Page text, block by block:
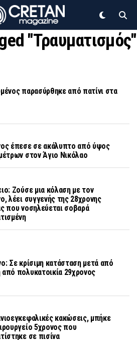
"Τραυματισμός"
παρασύρθηκε από πατίνι στα
έπεσε σε ακάλυπτο από ύψος
στον Άγιο Νικόλαο
Ζούσε μια κόλαση με τον
λέει συγγενής της 28χρονης
που νοσηλεύεται σοβαρά
Σε κρίσιμη κατάσταση μετά από
πολυκατοικία 29χρονος
κακώσεις, μπήκε
5χρονος που
σε πισίνα